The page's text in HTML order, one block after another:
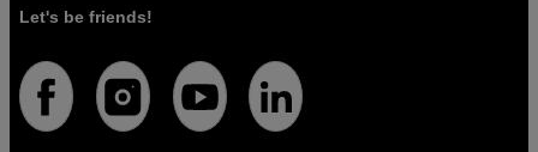
Let's be friends!